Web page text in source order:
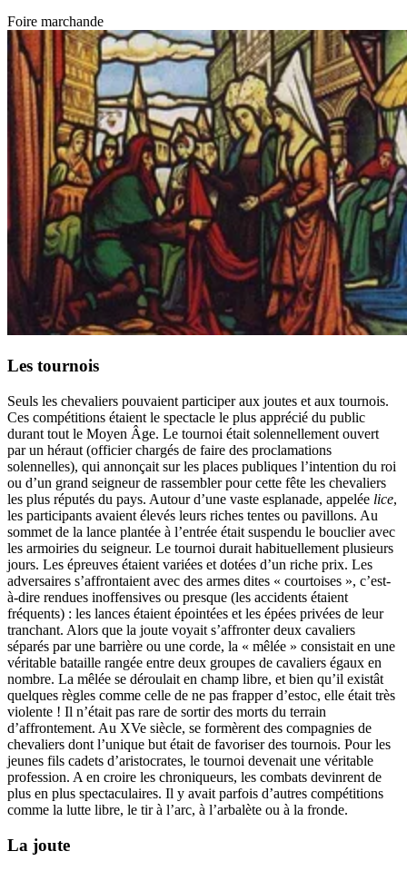
Foire marchande
Les tournois
Seuls les chevaliers pouvaient participer aux joutes et aux tournois.
Ces compétitions étaient le spectacle le plus apprécié du public
durant tout le Moyen Âge. Le tournoi était solennellement ouvert
par un héraut (officier chargés de faire des proclamations
solennelles), qui annonçait sur les places publiques l’intention du roi
ou d’un grand seigneur de rassembler pour cette fête les chevaliers
les plus réputés du pays. Autour d’une vaste esplanade, appelée lice,
les participants avaient élevés leurs riches tentes ou pavillons. Au
sommet de la lance plantée à l’entrée était suspendu le bouclier avec
les armoiries du seigneur. Le tournoi durait habituellement plusieurs
jours. Les épreuves étaient variées et dotées d’un riche prix. Les
adversaires s’affrontaient avec des armes dites « courtoises », c’est-
à-dire rendues inoffensives ou presque (les accidents étaient
fréquents) : les lances étaient épointées et les épées privées de leur
tranchant. Alors que la joute voyait s’affronter deux cavaliers
séparés par une barrière ou une corde, la « mêlée » consistait en une
véritable bataille rangée entre deux groupes de cavaliers égaux en
nombre. La mêlée se déroulait en champ libre, et bien qu’il existât
quelques règles comme celle de ne pas frapper d’estoc, elle était très
violente ! Il n’était pas rare de sortir des morts du terrain
d’affrontement. Au XVe siècle, se formèrent des compagnies de
chevaliers dont l’unique but était de favoriser des tournois. Pour les
jeunes fils cadets d’aristocrates, le tournoi devenait une véritable
profession. A en croire les chroniqueurs, les combats devinrent de
plus en plus spectaculaires. Il y avait parfois d’autres compétitions
comme la lutte libre, le tir à l’arc, à l’arbalète ou à la fronde.
La joute